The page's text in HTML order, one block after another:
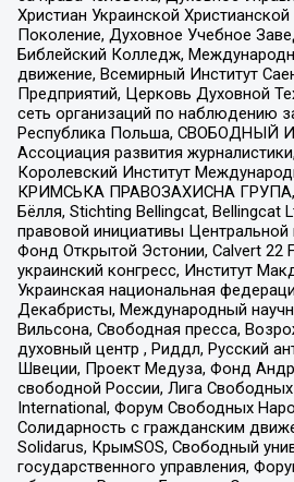
Христиан Украинской
Поколение, Духовное Учебное
Библейский Колледж,
движение, Всемирный Институт
Предприятий, Церковь Духовной
сеть организаций по наблюдению
Республика Польша, СВОБОДНЫЙ
Ассоциация развития
Королевский Институт
КРИМСЬКА ПРАВОЗАХИСНА ГРУПА,
Бёлля, Stichting Bellingcat, Bellingcat
правовой инициативы
Фонд Открытой Эстонии, Calvert 22
украинский конгресс, Институт
Украинская национальная
Декабристы, Международный
Вильсона, Свободная пресса,
духовный центр , Риддл, Русский
Швеции, Проект Медуза, Фонд
свободной России, Лига
International, Форум Свободных
Солидарность с гражданским
Solidarus, КрымSOS, Свободный
государственного управления,